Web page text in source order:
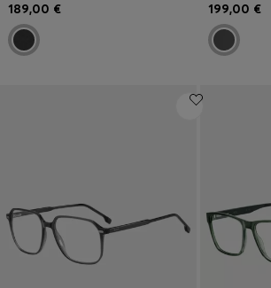
189,00 € 199,00 €